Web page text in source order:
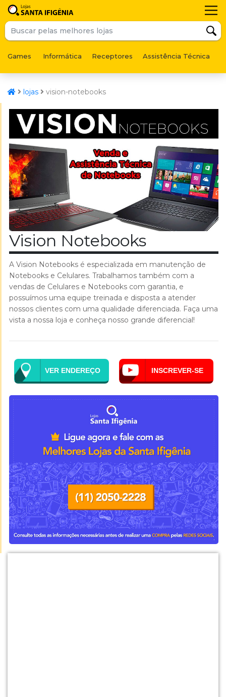
Games Informática Receptores Assistência Técnica
lojas vision-notebooks
Vision Notebooks
A Vision Notebooks é especializada em manutenção de
Notebooks e Celulares. Trabalhamos também com a
vendas de Celulares e Notebooks com garantia, e
possuímos uma equipe treinada e disposta a atender
nossos clientes com uma qualidade diferenciada. Faça uma
vista a nossa loja e conheça nosso grande diferencial!
VER ENDEREÇO INSCREVER-SE